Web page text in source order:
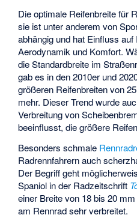
Die optimale Reifenbreite für
sie ist unter anderem von
abhängig und hat Einfluss
Aerodynamik und Komfort.
die Standardbreite im
gab es in den 2010er und
größeren Reifenbreiten von
mehr. Dieser Trend wurde
Verbreitung von
beeinflusst, die größere
Besonders schmale
Radrennfahrern auch
Der Begriff geht
Spaniol in der Radzeitschrift
einer Breite von 18 bis 20
am Rennrad sehr verbreitet.